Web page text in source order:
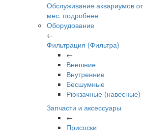
Обслуживание аквариумов от
мес. подробнее
Оборудование
←
Фильтрация (Фильтра)
←
Внешние
Внутренние
Бесшумные
Рюкзачные (навесные)
Запчасти и аксессуары
←
Присоски